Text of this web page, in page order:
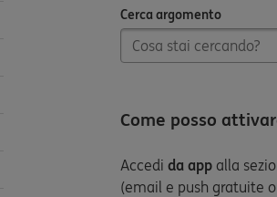
Cerca argomento
Cerca argomento
Come posso
Accedi da app alla
(email e push gratuite